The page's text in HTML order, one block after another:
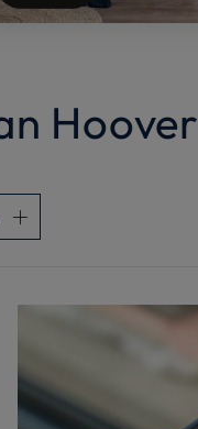
Hoover